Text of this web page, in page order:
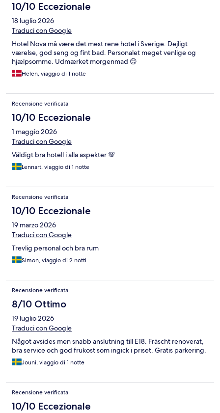
10/10 Eccezionale
18 luglio 2026
Traduci con Google
Hotel Nova må være det mest rene hotel i Sverige. Dejligt
værelse, god seng og fint bad. Personalet meget venlige og
hjælpsomme. Udmærket morgenmad 😊
Helen, viaggio di 1 notte
Recensione verificata
10/10 Eccezionale
1 maggio 2026
Traduci con Google
Väldigt bra hotell i alla aspekter 💯
Lennart, viaggio di 1 notte
Recensione verificata
10/10 Eccezionale
19 marzo 2026
Traduci con Google
Trevlig personal och bra rum
Simon, viaggio di 2 notti
Recensione verificata
8/10 Ottimo
19 luglio 2026
Traduci con Google
Något avsides men snabb anslutning till E18. Fräscht renoverat,
bra service och god frukost som ingick i priset. Gratis parkering.
Jouni, viaggio di 1 notte
Recensione verificata
10/10 Eccezionale